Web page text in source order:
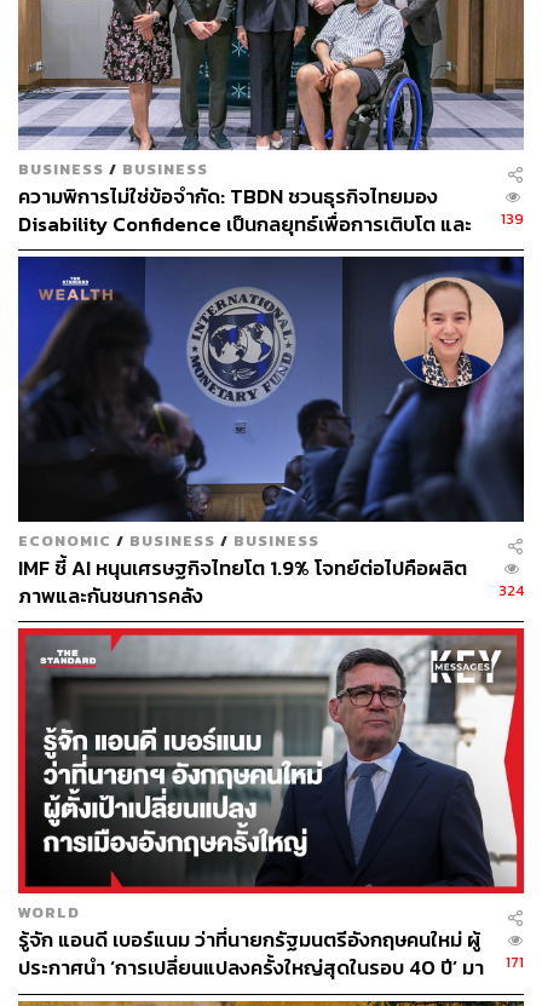
100
ABOUT THE AUTHOR
ถนัดกิจ จันกิเสน
Content Creator ประจำกองบรรณาธิการ
THE STANDARD WEALTH ผู้เสพติดโลก
ธุรกิจ การตลาด เทคโนโลยี และชอบสำรวจ
โลกออฟไลน์และออนไลน์มาถอดรหัสความ
เคลื่อนไหวให้เป็นเรื่องเข้าใจง่าย สนุก และได้
ไอเดียใหม่ๆ
BUSINESS / BUSINESS
ความพิการไม่ใช่ข้อจำกัด: TBDN ชวนธุรกิจไทยมอง
Disability Confidence เป็นกลยุทธ์เพื่อการเติบโต และ
อนาคตแรงงานไทย
139
ECONOMIC / BUSINESS / BUSINESS
IMF ชี้ AI หนุนเศรษฐกิจไทยโต 1.9% โจทย์ต่อไปคือผลิต
ภาพและกันชนการคลัง
324
WORLD
รู้จัก แอนดี เบอร์แนม ว่าที่นายกรัฐมนตรีอังกฤษคนใหม่ ผู้
ประกาศนำ ‘การเปลี่ยนแปลงครั้งใหญ่สุดในรอบ 40 ปี’ มา
สู่การเมืองอังกฤษ
171